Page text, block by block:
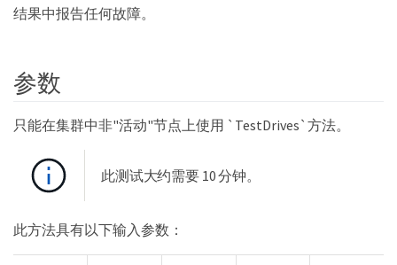
结果中报告任何故障。
参数
只能在集群中非"活动"节点上使用 `TestDrives`方法。
此测试大约需要 10 分钟。
此方法具有以下输入参数：